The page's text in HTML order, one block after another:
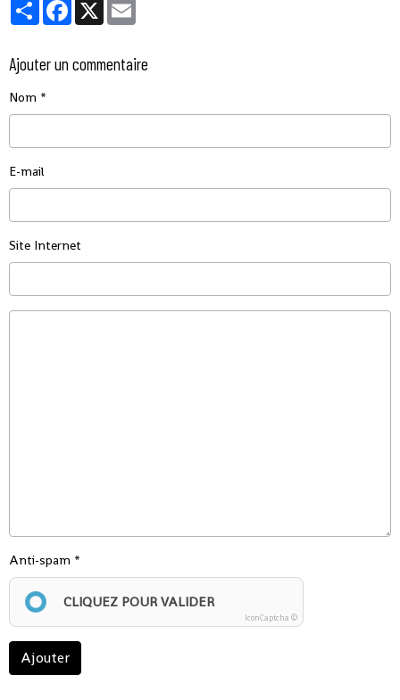
PartagerFacebook
X
Ajouter un commentaire
Nom
E-mail
Site Internet
Anti-spam
CLIQUEZ POUR VALIDER
IconCaptcha ©
Ajouter